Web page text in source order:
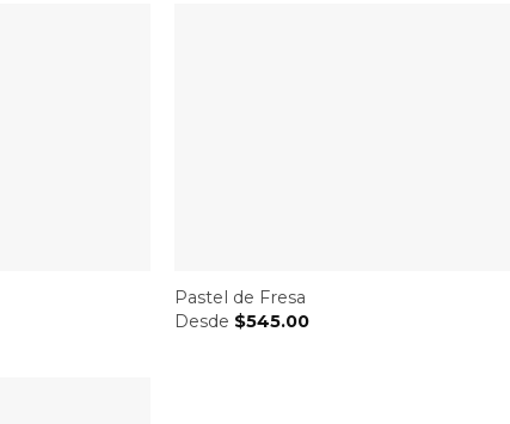
Pastel de Fresa
Desde $545.00